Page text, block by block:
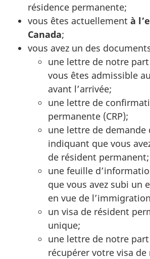
résidence permanente;
vous êtes actuellement à
Canada;
vous avez un des
une lettre de notre
vous êtes admissible
avant l’arrivée;
une lettre de
permanente (CRP);
une lettre de demande
indiquant que vous
de résident permanent;
une feuille
que vous avez subi un
en vue de
un visa de résident
unique;
une lettre de notre
récupérer votre visa de